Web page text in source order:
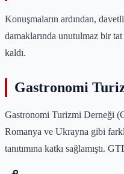
Konuşmaların ardından,
damaklarında unutulmaz bir
kaldı.
Gastronomi
Gastronomi Turizmi Derneği
Romanya ve Ukrayna gibi
tanıtımına katkı sağlamıştı.